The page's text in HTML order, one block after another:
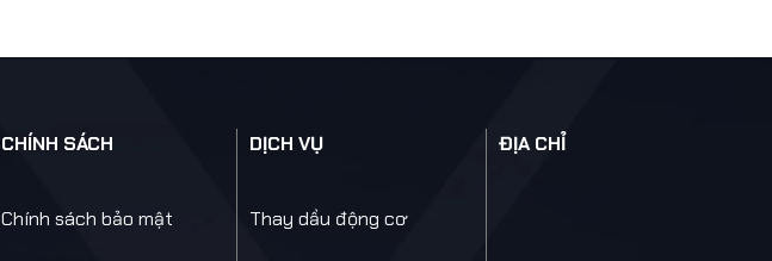
CHÍNH SÁCH
Chính sách bảo mật
DỊCH VỤ
Thay dầu động cơ
ĐỊA CHỈ